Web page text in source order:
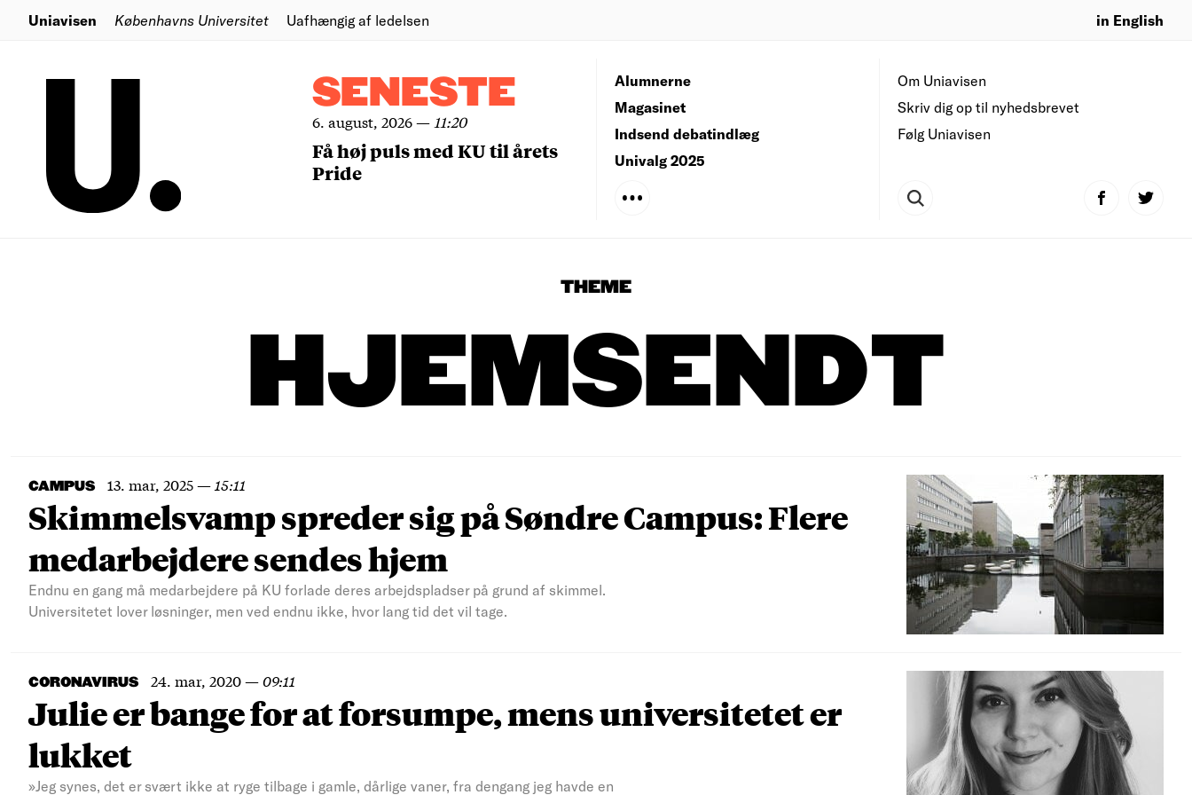
Uniavisen Københavns Universitet Uafhængig af ledelsen in English
SENESTE
6. august, 2026— 11:20
Få høj puls med KU til årets
Pride
Om Uniavisen
Skriv dig op til nyhedsbrevet
Følg Uniavisen
Alumnerne
Magasinet
Indsend debatindlæg
Univalg 2025
THEME
HJEMSENDT
CAMPUS 13. mar, 2025— 15:11
Skimmelsvamp spreder sig på Søndre Campus: Flere
medarbejdere sendes hjem
Endnu en gang må medarbejdere på KU forlade deres arbejdspladser på grund af skimmel.
Universitetet lover løsninger, men ved endnu ikke, hvor lang tid det vil tage.
CORONAVIRUS 24. mar, 2020—09:11
Julie er bange for at forsumpe, mens universitetet er
lukket
»Jeg synes, det er svært ikke at ryge tilbage i gamle, dårlige vaner, fra dengang jeg havde en